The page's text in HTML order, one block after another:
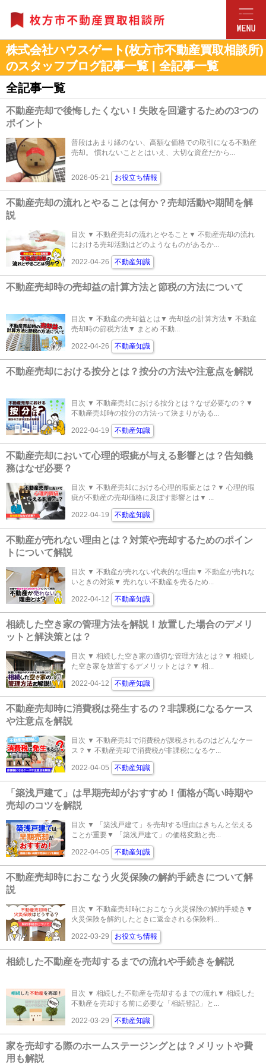
株式会社ハウスゲート(枚方市不動産買取相談所)
のスタッフブログ記事一覧 | 全記事一覧
全記事一覧
不動産売却で後悔したくない！失敗を回避するための3つの
ポイント
普段はあまり縁のない、高額な価格での取引になる不動産
売却。 慣れないこととはいえ、大切な資産だから...
2026-05-21 お役立ち情報
不動産売却の流れとやることは何か？売却活動や期間を解
説
目次 ▼ 不動産売却の流れとやること▼ 不動産売却の流れ
における売却活動はどのようなものがあるか...
2022-04-26 不動産知識
不動産売却時の売却益の計算方法と節税の方法について
目次 ▼ 不動産の売却益とは▼ 売却益の計算方法▼ 不動産
売却時の節税方法▼ まとめ 不動...
2022-04-26 不動産知識
不動産売却における按分とは？按分の方法や注意点を解説
目次 ▼ 不動産売却における按分とは？なぜ必要なの？▼
不動産売却時の按分の方法って決まりがある...
2022-04-19 不動産知識
不動産売却において心理的瑕疵が与える影響とは？告知義
務はなぜ必要？
目次 ▼ 不動産売却における心理的瑕疵とは？▼ 心理的瑕
疵が不動産の売却価格に及ぼす影響とは▼ ...
2022-04-19 不動産知識
不動産が売れない理由とは？対策や売却するためのポイン
トについて解説
目次 ▼ 不動産が売れない代表的な理由▼ 不動産が売れな
いときの対策▼ 売れない不動産を売るため...
2022-04-12 不動産知識
相続した空き家の管理方法を解説！放置した場合のデメリ
ットと解決策とは？
目次 ▼ 相続した空き家の適切な管理方法とは？▼ 相続し
た空き家を放置するデメリットとは？▼ 相...
2022-04-12 不動産知識
不動産売却時に消費税は発生するの？非課税になるケース
や注意点を解説
目次 ▼ 不動産売却で消費税が課税されるのはどんなケー
ス？▼ 不動産売却で消費税が非課税になるケ...
2022-04-05 不動産知識
「築浅戸建て」は早期売却がおすすめ！価格が高い時期や
売却のコツを解説
目次 ▼ 「築浅戸建て」を売却する理由はきちんと伝える
ことが重要▼ 「築浅戸建て」の価格変動と売...
2022-04-05 不動産知識
不動産売却時におこなう火災保険の解約手続きについて解
説
目次 ▼ 不動産売却時におこなう火災保険の解約手続き▼
火災保険を解約したときに返金される保険料...
2022-03-29 お役立ち情報
相続した不動産を売却するまでの流れや手続きを解説
目次 ▼ 相続した不動産を売却するまでの流れ▼ 相続した
不動産を売却する前に必要な「相続登記」と...
2022-03-29 不動産知識
家を売却する際のホームステージングとは？メリットや費
用も解説